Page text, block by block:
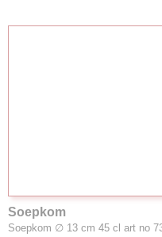
Soepkom
Soepkom ∅ 13 cm 45 cl art no